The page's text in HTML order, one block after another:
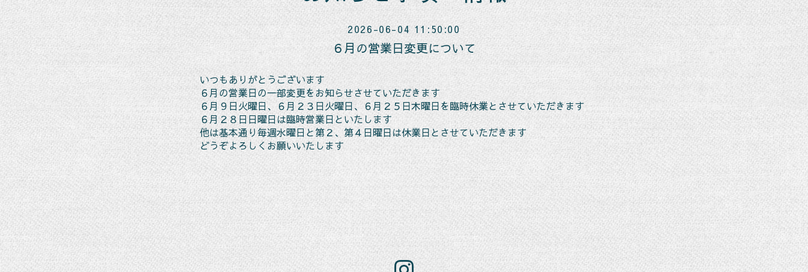
2026-06-04 11:50:00
６月の営業日変更について
いつもありがとうございます
６月の営業日の一部変更をお知らせさせていただきます
６月９日火曜日、６月２３日火曜日、６月２５日木曜日を臨時休業とさせていただきます
６月２８日日曜日は臨時営業日といたします
他は基本通り毎週水曜日と第２、第４日曜日は休業日とさせていただきます
どうぞよろしくお願いいたします